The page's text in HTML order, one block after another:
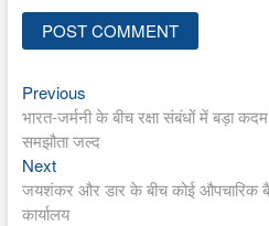
Post
navigation
PreviousPrevious
post:
भारत-जर्मनी के बीच रक्षा संबंधों में बड़ा
समझौता जल्द
NextNext
post:
जयशंकर और डार के बीच कोई औपचारिक
कार्यालय